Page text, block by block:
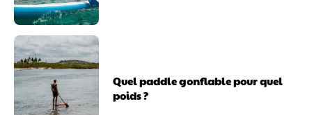
Quel paddle gonflable pour quel
poids ?